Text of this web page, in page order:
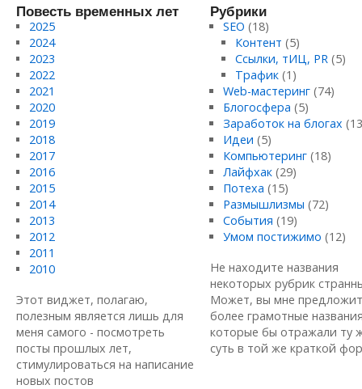
Повесть временных лет
2025
2024
2023
2022
2021
2020
2019
2018
2017
2016
2015
2014
2013
2012
2011
2010
Этот виджет, полагаю,
полезным является лишь для
меня самого - посмотреть
посты прошлых лет,
стимулироваться на написание
новых постов
Рубрики
SEO (18)
Контент (5)
Ссылки, тИЦ, PR (5)
Трафик (1)
Web-мастеринг(74)
Блогосфера (5)
Заработок на блогах
Идеи (5)
Компьютеринг(18)
Лайфхак(29)
Потеха (15)
Размышлизмы (72)
События (19)
Умом постижимо (12)
Не находите названия
некоторых рубрик
Может, вы мне
более грамотные
которые бы отражали ту
суть в той же краткой